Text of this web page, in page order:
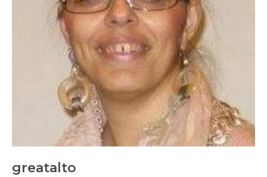
greatalto